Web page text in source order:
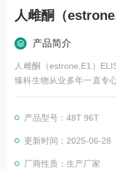
人雌酮（
产品简介
人雌酮（estrone,E1）
臻科生物从业多年一直专
其优质的产品质量与专
作关系，共同努力合作共赢
产品型号：48T 96T
更新时间：2025-06-28
厂商性质：生产厂家